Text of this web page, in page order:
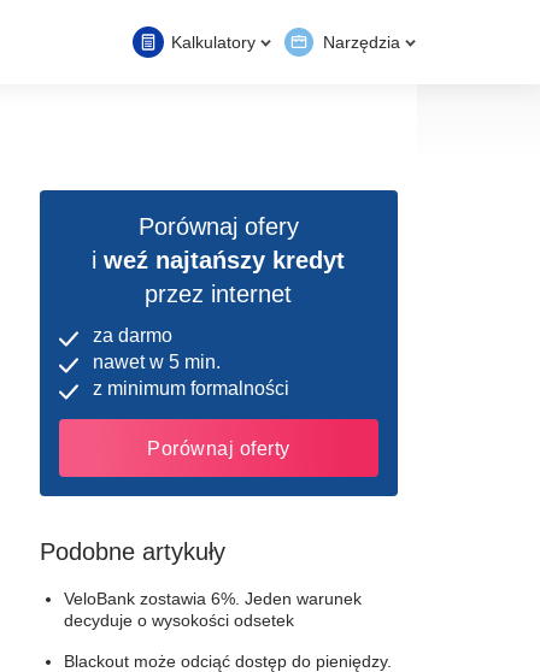
Kalkulatory Narzędzia
Porównaj ofery
iweź najtańszy kredyt
przez internet
za darmo
nawet w 5 min.
z minimum formalności
Porównaj oferty
Podobne artykuły
VeloBank zostawia 6%. Jeden warunek
decyduje o wysokości odsetek
Blackout może odciąć dostęp do pieniędzy.